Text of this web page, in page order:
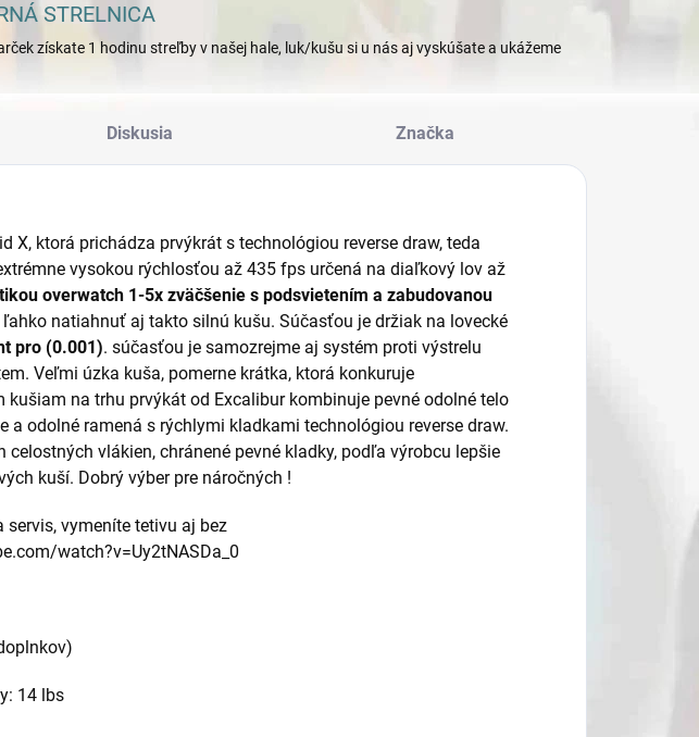
STRELNICA
získate 1 hodinu streľby v našej hale, luk/kušu si u nás aj vyskúšate a ukážeme
Diskusia Značka
X, ktorá prichádza prvýkrát s technológiou reverse draw, teda
vysokou rýchlosťou až 435 fps určená na diaľkový lov až
overwatch 1-5x zväčšenie s podsvietením a zabudovanou
ľahko natiahnuť aj takto silnú kušu. Súčasťou je držiak na lovecké
pro (0.001). súčasťou je samozrejme aj systém proti výstrelu
Veľmi úzka kuša, pomerne krátka, ktorá konkuruje
na trhu prvýkát od Excalibur kombinuje pevné odolné telo
a odolné ramená s rýchlymi kladkami technológiou reverse draw.
celostných vlákien, chránené pevné kladky, podľa výrobcu lepšie
kuší. Dobrý výber pre náročných !
servis, vymeníte tetivu aj bez
watch?v=Uy2tNASDa_0
14 lbs